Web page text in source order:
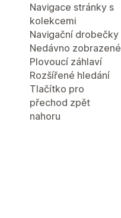
Navigace stránky s
kolekcemi
Navigační drobečky
Nedávno zobrazené
Plovoucí záhlaví
Rozšířené hledání
Tlačítko pro
přechod zpět
nahoru